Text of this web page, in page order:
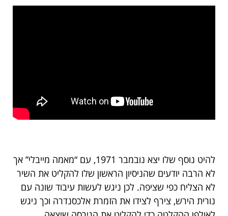
להיט נוסף שלו יצא נובמבר 1971, עם “מאמה מייבלי” אך
לא הרבה יודעים שהניסיון הראשון שלו להקליט את השיר
לא הצליח כפי שציפה. לכן ניגש לעשות עיבוד שונה עם
נורית הירש, צירף לצידו את הזמרת אלכסנדרה וכך ניגש